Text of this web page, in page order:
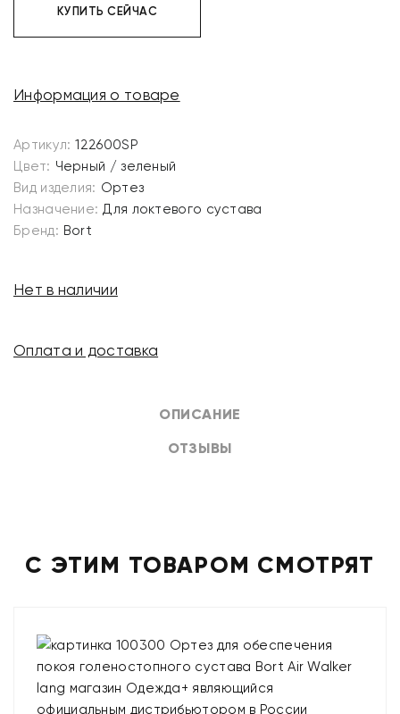
ОПИСАНИЕ
ОТЗЫВЫ
КУПИТЬ СЕЙЧАС
Информация о товаре
Артикул: 122600SP
Цвет: Черный / зеленый
Вид изделия: Ортез
Назначение: Для локтевого сустава
Бренд: Bort
Нет в наличии
Оплата и доставка
С ЭТИМ ТОВАРОМ СМОТРЯТ